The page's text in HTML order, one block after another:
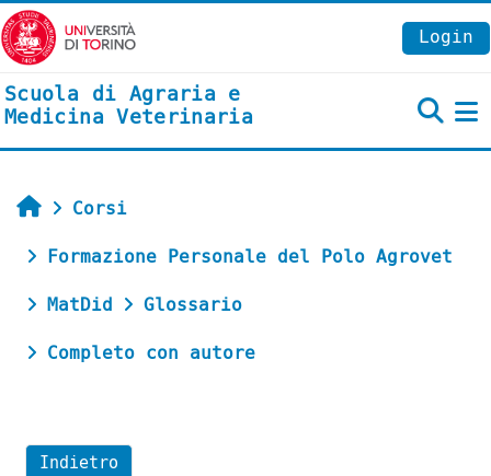
Vai al contenuto principale
Login
Scuola di Agraria e
Medicina Veterinaria
Home
Corsi
Formazione Personale del Polo Agrovet
MatDid
Glossario
Completo con autore
Indietro